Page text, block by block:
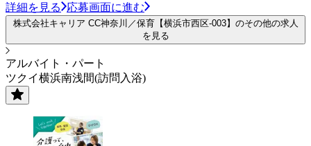
詳細を見る 応募画面に進む
株式会社キャリア CC神奈川／保育【横浜市西区-003】のその他の求人
を見る
アルバイト・パート
ツクイ横浜南浅間(訪問入浴)